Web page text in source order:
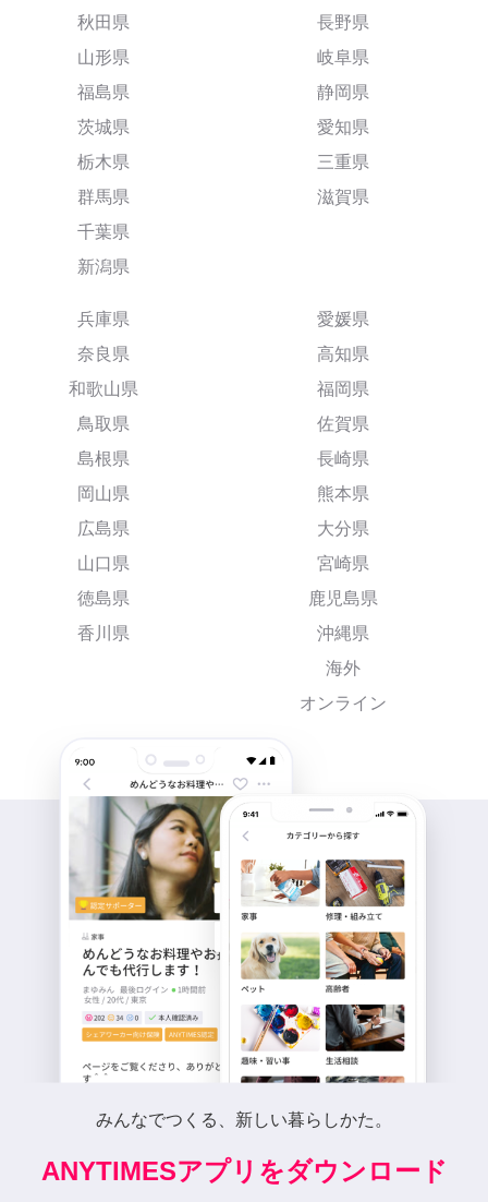
秋田県
山形県
福島県
茨城県
栃木県
群馬県
千葉県
新潟県
長野県
岐阜県
静岡県
愛知県
三重県
滋賀県
兵庫県
奈良県
和歌山県
鳥取県
島根県
岡山県
広島県
山口県
徳島県
香川県
愛媛県
高知県
福岡県
佐賀県
長崎県
熊本県
大分県
宮崎県
鹿児島県
沖縄県
海外
オンライン
みんなでつくる、新しい暮らしかた。
ANYTIMESアプリをダウンロード